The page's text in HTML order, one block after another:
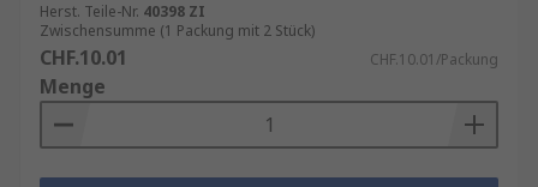
Herst. Teile-Nr. 40398 ZI
Zwischensumme (1 Packung mit 2 Stück)
CHF.10.01 CHF.10.01/Packung
Menge